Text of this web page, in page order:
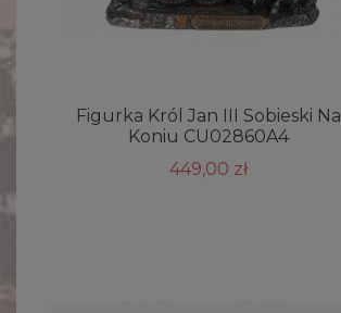
Figurka Król Jan III Sobieski Na
Koniu CU02860A4
449,00 zł